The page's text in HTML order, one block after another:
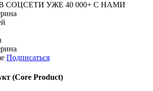
СОЦСЕТИ УЖЕ 40 000+ С НАМИ
Подписаться
(Сore Product)